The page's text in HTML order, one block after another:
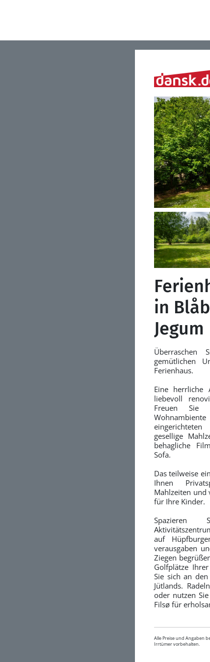
in
Jegum
gemütlichen
Ferienhaus.
Eine herrliche
liebevoll
Freuen Sie
eingerichteten
gesellige
behagliche
Sofa.
Das teilweise
Ihnen
Mahlzeiten und
für Ihre Kinder.
Spazieren
auf
verausgaben
Ziegen
Golfplätze
Sie sich an
Jütlands.
oder nutzen
Filsø für
Alle Preise und Angaben
Irrtümer vorbehalten.